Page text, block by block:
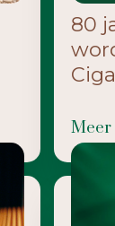
80
Meer